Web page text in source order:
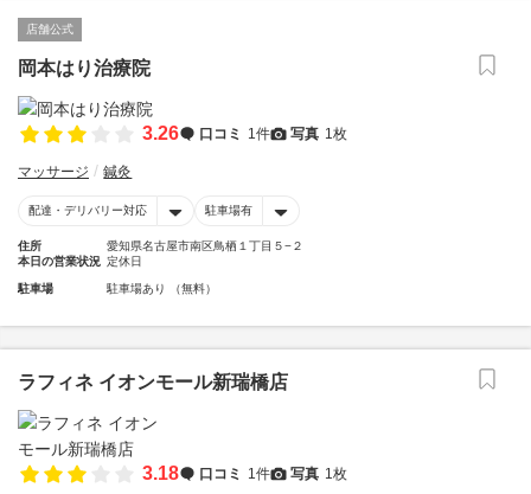
店舗公式
岡本はり治療院
3.26 口コミ 1件 写真 1枚
マッサージ 鍼灸
配達・デリバリー対応 駐車場有
住所
愛知県名古屋市南区鳥栖１丁目５−２
本日の営業状況 定休日
駐車場 駐車場あり （無料）
ラフィネ イオンモール新瑞橋店
3.18 口コミ 1件 写真 1枚